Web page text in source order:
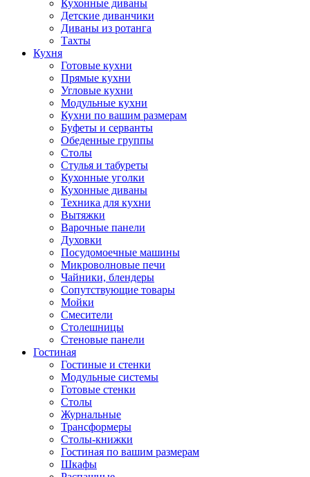
Кухонные диваны
Детские диванчики
Диваны из ротанга
Тахты
Кухня
Готовые кухни
Прямые кухни
Угловые кухни
Модульные кухни
Кухни по вашим размерам
Буфеты и серванты
Обеденные группы
Столы
Стулья и табуреты
Кухонные уголки
Кухонные диваны
Техника для кухни
Вытяжки
Варочные панели
Духовки
Посудомоечные машины
Микроволновые печи
Чайники, блендеры
Сопутствующие товары
Мойки
Смесители
Столешницы
Стеновые панели
Гостиная
Гостиные и стенки
Модульные системы
Готовые стенки
Столы
Журнальные
Трансформеры
Столы-книжки
Гостиная по вашим размерам
Шкафы